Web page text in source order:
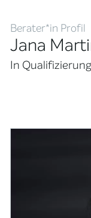
Berater*in Profil
Jana
In Qualifizierung